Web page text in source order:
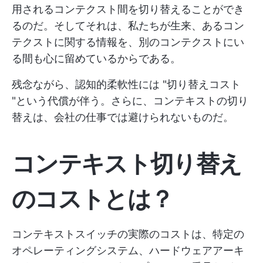
用されるコンテクスト間を切り替えることができ
るのだ。そしてそれは、私たちが生来、あるコン
テクストに関する情報を、別のコンテクストにい
る間も心に留めているからである。
残念ながら、認知的柔軟性には "切り替えコスト
"という代償が伴う。さらに、コンテキストの切り
替えは、会社の仕事では避けられないものだ。
コンテキスト切り替え
のコストとは？
コンテキストスイッチの実際のコストは、特定の
オペレーティングシステム、ハードウェアアーキ